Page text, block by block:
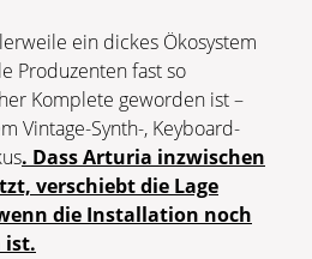
ein dickes Ökosystem
Produzenten fast so
Komplete geworden ist –
Vintage-Synth-, Keyboard-
. Dass Arturia inzwischen
verschiebt die Lage
die Installation noch
ist.